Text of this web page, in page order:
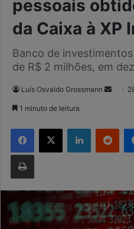
pessoais
da Caixa à XP
Banco de
de R$ 2 milhões, em
Luís Osvaldo Grossmann
Mande
mail
1 minuto de leitura
Facebook
X Linkedin
Imprimir